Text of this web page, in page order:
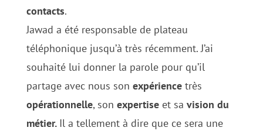
contacts.
Jawad a été responsable de plateau
téléphonique jusqu’à très récemment. J’ai
souhaité lui donner la parole pour qu’il
partage avec nous son expériencetrès
opérationnelle, son expertiseet sa vision du
métier. Il a tellement à dire que ce sera une